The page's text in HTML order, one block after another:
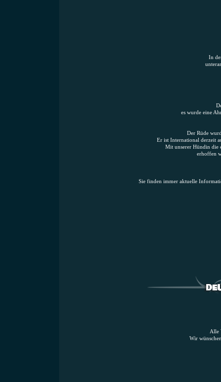
In
es wurde eine
Der Rüde
Er ist International derzeit
Mit unserer Hündin die
erhoffen
Sie finden immer aktuelle
Alle
Wir